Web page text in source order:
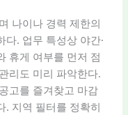
나이나 경력 제한의
. 업무 특성상 야간·
휴게 여부를 먼저 점
리도 미리 파악한다.
고를 즐겨찾고 마감
. 지역 필터를 정확히